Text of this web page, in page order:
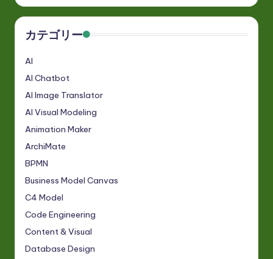
カテゴリー
AI
AI Chatbot
AI Image Translator
AI Visual Modeling
Animation Maker
ArchiMate
BPMN
Business Model Canvas
C4 Model
Code Engineering
Content & Visual
Database Design